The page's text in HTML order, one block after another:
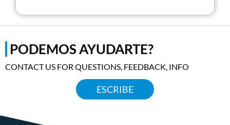
PODEMOS AYUDARTE?
CONTACT US FOR QUESTIONS, FEEDBACK, INFO
ESCRIBE